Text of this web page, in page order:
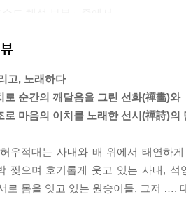
도 해설 부분」중에서
하쿠는 마치 우리에게 대답을 해보라
을 압도하는 선사의 손에 사로잡힌
도 해설 부분」중에서
고 부른다. 이처럼 부귀는 재물이 아
나찬 선사의 마음이 이와 같지 않았을
도 해설 부분」중에서
고, 노래하다
로 순간의 깨달음을 그린 선화(禪畵)와
로 마음의 이치를 노래한 선시(禪詩)의
우적대는 사내와 배 위에서 태연하
찢으며 호기롭게 웃고 있는 사내,
로 몸을 잇고 있는 원숭이들, 그저 ….